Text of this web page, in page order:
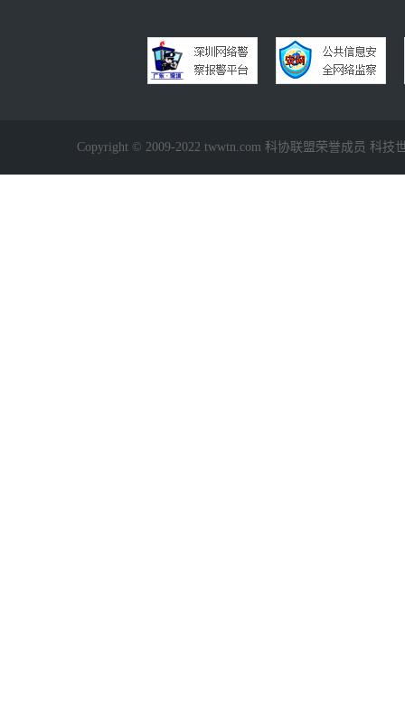
Copyright © 2009-2022 twwtn.com 科协联盟荣誉成员 科